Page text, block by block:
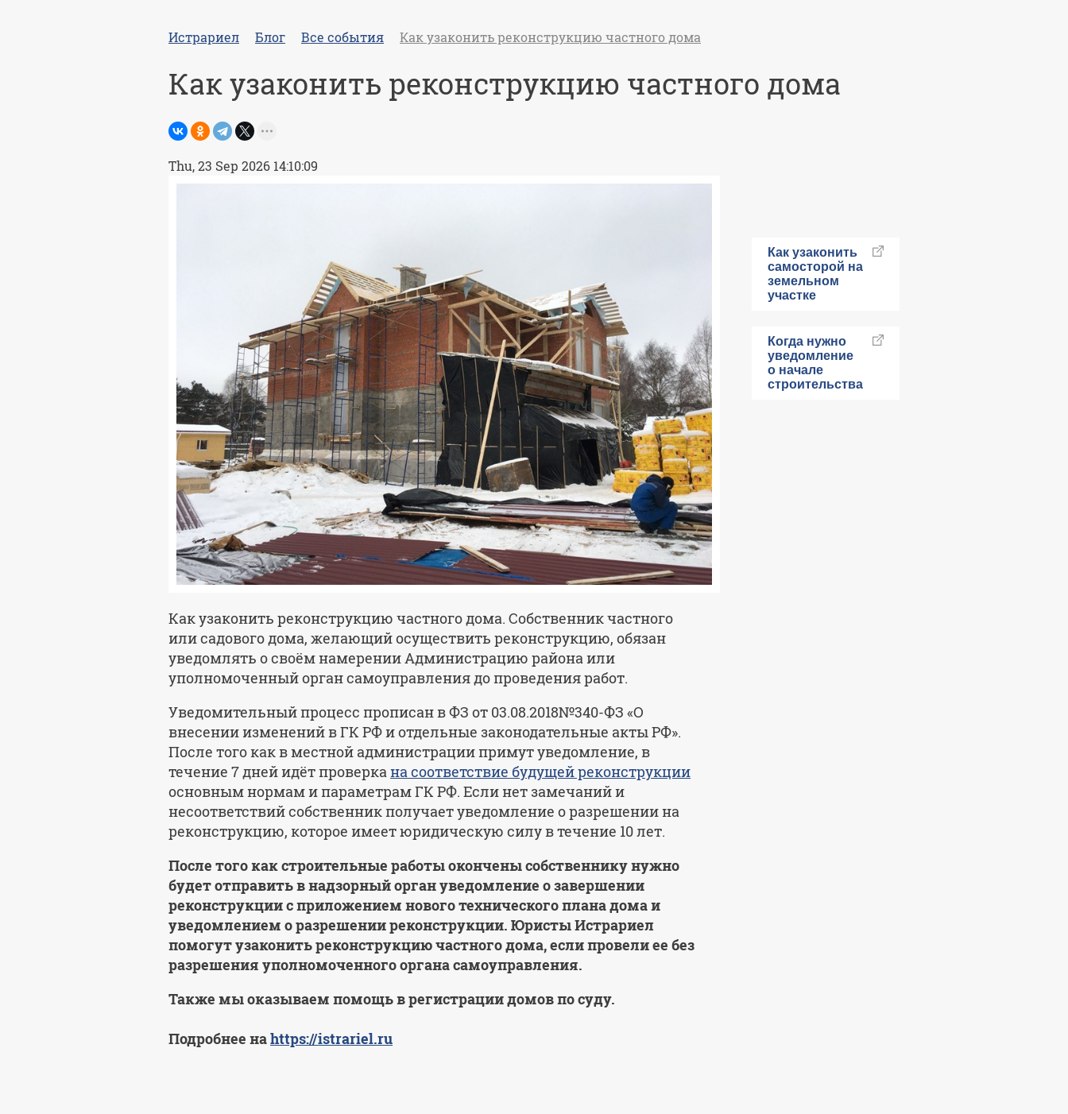
Истрариел Блог Все события Как узаконить реконструкцию частного дома
Как узаконить реконструкцию частного дома
Thu, 23 Sep 2026 14:10:09
Как узаконить реконструкцию частного дома. Собственник частного
или садового дома, желающий осуществить реконструкцию, обязан
уведомлять о своём намерении Администрацию района или
уполномоченный орган самоуправления до проведения работ.
Уведомительный процесс прописан в ФЗ от 03.08.2018№340-ФЗ «О
внесении изменений в ГК РФ и отдельные законодательные акты РФ».
После того как в местной администрации примут уведомление, в
течение 7 дней идёт проверкана соответствие будущей реконструкции
основным нормам и параметрам ГК РФ. Если нет замечаний и
несоответствий собственник получает уведомление о разрешении на
реконструкцию, которое имеет юридическую силу в течение 10 лет.
После того как строительные работы окончены собственнику нужно
будет отправить в надзорный орган уведомление о завершении
реконструкции с приложением нового технического плана дома и
уведомлением о разрешении реконструкции. Юристы Истрариел
помогут узаконить реконструкцию частного дома, если провели ее без
разрешения уполномоченного органа самоуправления.
Также мы оказываем помощь в регистрации домов по суду.
Подробнее наhttps://istrariel.ru
Как узаконить
самосторой на
земельном
участке
Когда нужно
уведомление
о начале
строительства